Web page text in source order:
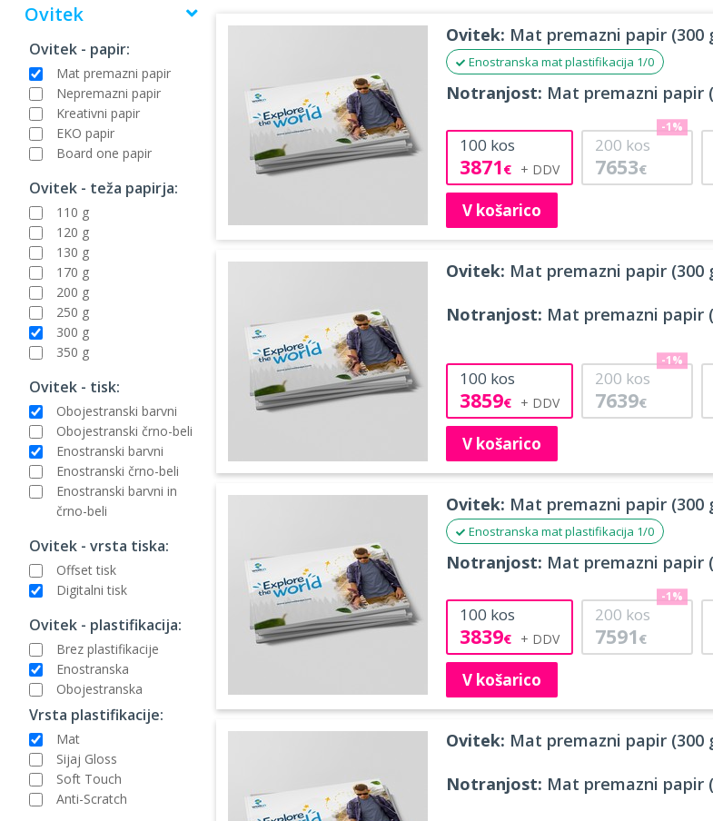
Ovitek
Ovitek - papir:
Mat premazni papir
Nepremazni papir
Kreativni papir
EKO papir
Board one papir
Ovitek - teža papirja:
110 g
120 g
130 g
170 g
200 g
250 g
300 g
350 g
Ovitek - tisk:
Obojestranski barvni
Obojestranski črno-beli
Enostranski barvni
Enostranski črno-beli
Enostranski barvni in
črno-beli
Ovitek - vrsta tiska:
Offset tisk
Digitalni tisk
Ovitek - plastifikacija:
Brez plastifikacije
Enostranska
Obojestranska
Vrsta plastifikacije:
Mat
Sijaj Gloss
Soft Touch
Anti-Scratch
Ovitek: Mat premazni papir (300
Enostranska mat plastifikacija 1/0
Notranjost: Mat premazni papir
100 kos
3871€
200 kos
7653€
-1%
V košarico
Ovitek: Mat premazni papir (300
Notranjost: Mat premazni papir
100 kos
3859€
200 kos
7639€
-1%
V košarico
Ovitek: Mat premazni papir (300
Enostranska mat plastifikacija 1/0
Notranjost: Mat premazni papir
100 kos
3839€
200 kos
7591 €
-1%
V košarico
Ovitek: Mat premazni papir (300
Notranjost: Mat premazni papir